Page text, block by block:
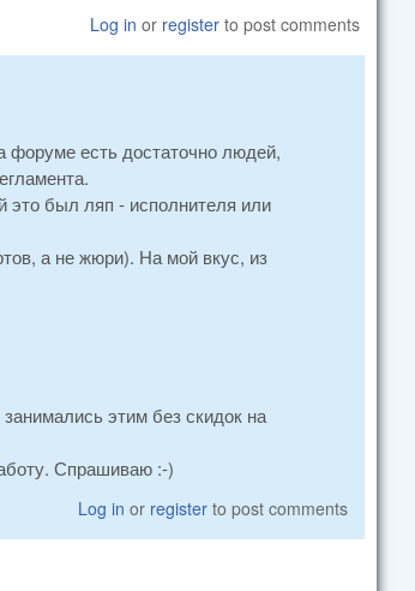
Log in or register to post comments
форуме есть достаточно людей,
это был ляп - исполнителя или
а не жюри). На мой вкус, из
этим без скидок на
Спрашиваю :-)
Log in or register to post comments